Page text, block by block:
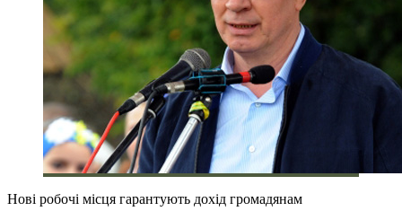
Нові робочі місця гарантують дохід громадянам